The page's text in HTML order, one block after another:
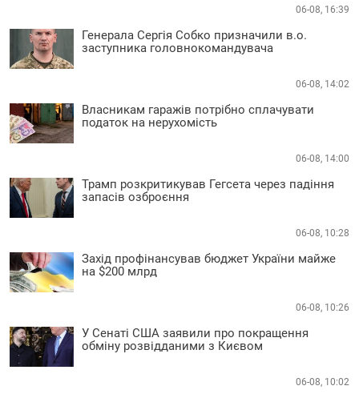
06-08, 16:39
Генерала Сергія Собко призначили в.о.
заступника головнокомандувача
06-08, 14:02
Власникам гаражів потрібно сплачувати
податок на нерухомість
06-08, 14:00
Трамп розкритикував Гегсета через падіння
запасів озброєння
06-08, 10:28
Захід профінансував бюджет України майже
на $200 млрд
06-08, 10:26
У Сенаті США заявили про покращення
обміну розвідданими з Києвом
06-08, 10:02